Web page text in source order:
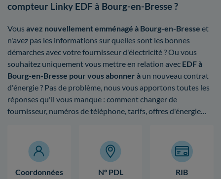
compteur Linky EDF à Bourg-en-Bresse ?
Vous avez nouvellement emménagé à Bourg-en-Bresse et
n'avez pas les informations sur quelles sont les bonnes
démarches avec votre fournisseur d'électricité ? Ou vous
souhaitez uniquement vous mettre en relation avec EDF à
Bourg-en-Bresse pour vous abonner à un nouveau contrat
d'énergie ? Pas de problème, nous vous apportons toutes les
réponses qu'il vous manque : comment changer de
fournisseur, numéros de téléphone, tarifs, offres d'énergie…
Coordonnées N° PDL RIB